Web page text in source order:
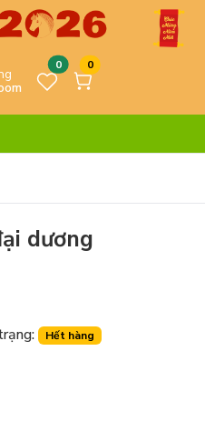
0 0
dương
Hết hàng